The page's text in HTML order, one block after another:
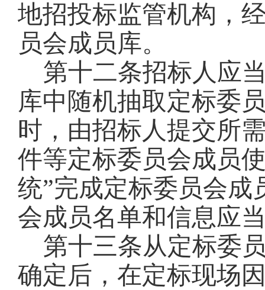
地招投标监管机构，
员会成员库。
第十二条招标人应
库中随机抽取定标委
时，由招标人提交所
件等定标委员会成员
统”完成定标委员会成
会成员名单和信息应
第十三条从定标委
确定后，在定标现场